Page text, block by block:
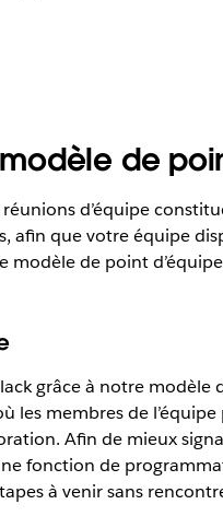
de
d’équipe
que votre équipe
modèle de point
grâce à notre
les membres de
Afin de mieux
fonction de
à venir sans